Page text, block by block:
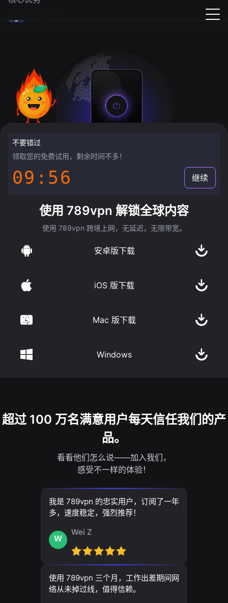
不要错过
领取您的免费试用，剩余时间不多！
09:55 继续
使用 789vpn 解锁全球内容
使用 789vpn 跨境上网，无延迟，无限带宽。
安卓版下载
iOS 版下载
Mac 版下载
Windows
超过 100 万名满意用户每天信任我们的产
品。
看看他们怎么说——加入我们，
感受不一样的体验！
我是 789vpn 的忠实用户，订阅了一年
多，速度稳定，强烈推荐！
W
Wei Z
使用 789vpn 三个月，工作出差期间网
络从未掉过线，值得信赖。